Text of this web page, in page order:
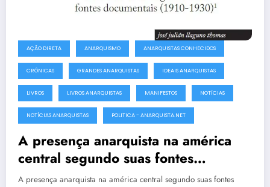
AÇÃO DIRETA ANARQUISMO ANARQUISTAS CONHECIDOS
CRÔNICAS GRANDES ANARQUISTAS IDEAIS ANARQUISTAS
LIVROS LIVROS ANARQUISTAS MANIFESTOS NOTÍCIAS
NOTÍCIAS ANARQUISTAS POLITICA - ANARQUISTA.NET
A presença anarquista na américa
central segundo suas fontes
documentais (1910-1930)
A presença anarquista na américa central segundo suas fontes